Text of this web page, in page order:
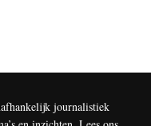
journalistiek